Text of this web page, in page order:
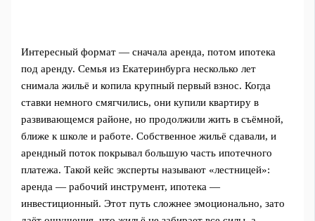
Интересный формат — сначала аренда, потом ипотека
под аренду. Семья из Екатеринбурга несколько лет
снимала жильё и копила крупный первый взнос. Когда
ставки немного смягчились, они купили квартиру в
развивающемся районе, но продолжили жить в съёмной,
ближе к школе и работе. Собственное жильё сдавали, и
арендный поток покрывал большую часть ипотечного
платежа. Такой кейс эксперты называют «лестницей»:
аренда — рабочий инструмент, ипотека —
инвестиционный. Этот путь сложнее эмоционально, зато